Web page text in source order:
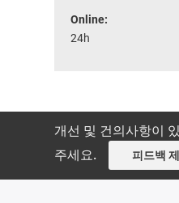
Online:
24h
개선 및 건의사항이
주세요.
피드백